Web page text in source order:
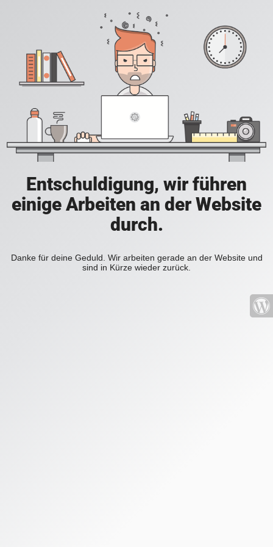
Entschuldigung, wir führen
einige Arbeiten an der Website
durch.
Danke für deine Geduld. Wir arbeiten gerade an der Website und
sind in Kürze wieder zurück.